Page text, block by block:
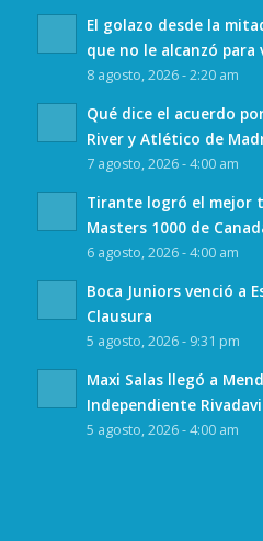
El golazo desde la
que no le alcanzó para
8 agosto, 2026 - 2:20 am
Qué dice el acuerdo
River y Atlético de
7 agosto, 2026 - 4:00 am
Tirante logró el mejor
Masters 1000 de
6 agosto, 2026 - 4:00 am
Boca Juniors venció a
Clausura
5 agosto, 2026 - 9:31 pm
Maxi Salas llegó a
Independiente
5 agosto, 2026 - 4:00 am